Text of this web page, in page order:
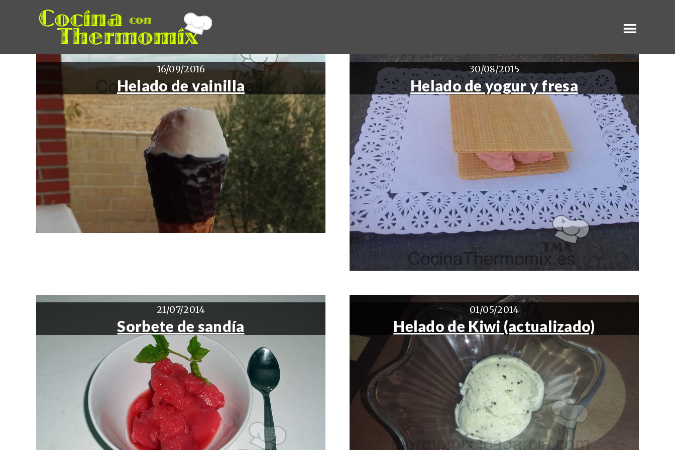
16/09/2016
Helado de vainilla
30/08/2015
Helado de yogur y fresa
21/07/2014
Sorbete de sandía
01/05/2014
Helado de Kiwi (actualizado)